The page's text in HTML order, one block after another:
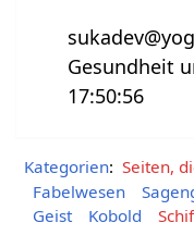
Gesundheit
17:50:56
Kategorien: Seiten,
Fabelwesen
Geist
Kobold